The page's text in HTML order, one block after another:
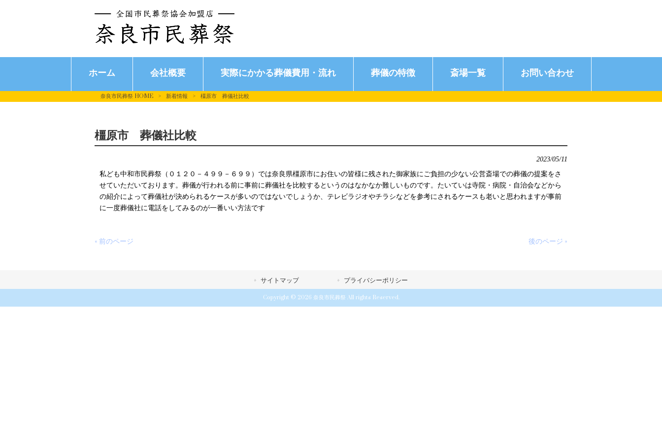
ホーム 会社概要 実際にかかる葬儀費用・流れ 葬儀の特徴 斎場一覧 お問い合わせ
奈良市民葬祭 HOME > 新着情報 > 橿原市 葬儀社比較
橿原市 葬儀社比較
2023/05/11
私ども中和市民葬祭（０１２０－４９９－６９９）では奈良県橿原市にお住いの皆様に残された御家族にご負担の少ない公営斎場での葬儀の提案をさ
せていただいております。葬儀が行われる前に事前に葬儀社を比較するというのはなかなか難しいものです。たいていは寺院・病院・自治会などから
の紹介によって葬儀社が決められるケースが多いのではないでしょうか、テレビラジオやチラシなどを参考にされるケースも老いと思われますが事前
に一度葬儀社に電話をしてみるのが一番いい方法です
« 前のページ 後のページ »
サイトマップ プライバシーポリシー
Copyright © 2026 奈良市民葬祭 All rights Reserved.